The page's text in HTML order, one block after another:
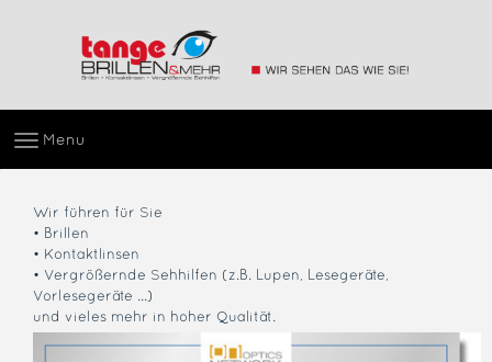
Menu
Wir führen für Sie
• Brillen
• Kontaktlinsen
• Vergrößernde Sehhilfen (z.B. Lupen, Lesegeräte,
Vorlesegeräte ...)
und vieles mehr in hoher Qualität.